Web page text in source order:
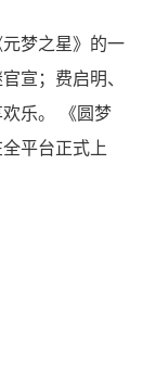
梦之星》的一
宣；费启明、
乐。 《圆梦
平台正式上